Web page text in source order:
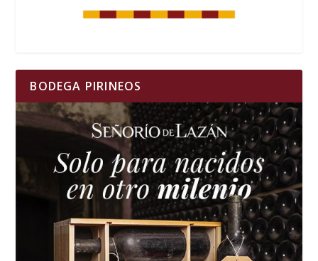
BODEGA PIRINEOS